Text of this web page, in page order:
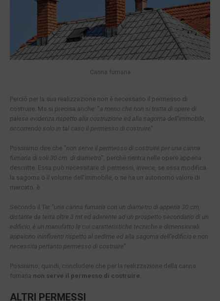
Canna fumaria
Perciò per la sua realizzazione non è necessario il permesso di
costruire. Ma si precisa anche: “a meno che non si tratta di opere di
palese evidenza rispetto alla costruzione ed alla sagoma dell’immobile,
occorrendo solo in tal caso il permesso di costruire”.
Possiamo dire che “non serve il permesso di costruire per una canna
fumaria di soli 30 cm. di diametro”, perché rientra nelle opere appena
descritte. Essa può necessitare di permessi, invece, se essa modifica
la sagoma o il volume dell’immobile, o se ha un autonomo valore di
mercato. è
Secondo il Tar “una canna fumaria con un diametro di appena 30 cm,
distante da terra oltre 3 mt ed aderente ad un prospetto secondario di un
edificio, è un manufatto le cui caratteristiche tecniche e dimensionali
appaiono ininfluenti rispetto al sedime ed alla sagoma dell’edificio e non
necessita pertanto permesso di costruire”.
Possiamo, quindi, concludere che per la realizzazione della canna
fumaria non serve il permesso di costruire
ALTRI PERMESSI